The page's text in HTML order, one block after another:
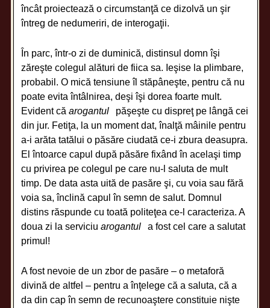
încât proiectează o circumstanţă ce dizolvă un şir
întreg de nedumeriri, de interogaţii.
În parc, într-o zi de duminică, distinsul domn îşi
zăreşte colegul alături de fiica sa. Ieşise la plimbare,
probabil. O mică tensiune îl stăpâneşte, pentru că nu
poate evita întâlnirea, deşi îşi dorea foarte mult.
Evident căarogantul
păşeşte cu dispreţ pe lângă cei
din jur. Fetiţa, la un moment dat, înalţă mâinile pentru
a-i arăta tatălui o păsăre ciudată ce-i zbura deasupra.
El întoarce capul după păsăre fixând în acelaşi timp
cu privirea pe colegul pe care nu-l saluta de mult
timp. De data asta uită de pasăre şi, cu voia sau fără
voia sa, înclină capul în semn de salut. Domnul
distins răspunde cu toată politeţea ce-l caracteriza. A
doua zi la serviciuarogantul
a fost cel care a salutat
primul!
A fost nevoie de un zbor de pasăre – o metaforă
divină de altfel – pentru a înţelege că a saluta, că a
da din cap în semn de recunoaştere constituie nişte